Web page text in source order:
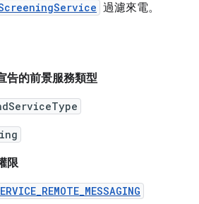
過濾來電。
告的前景服務類型
限